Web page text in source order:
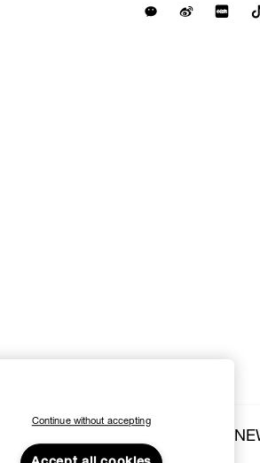
SUBSCRIBE TO OUR
Continue without accepting